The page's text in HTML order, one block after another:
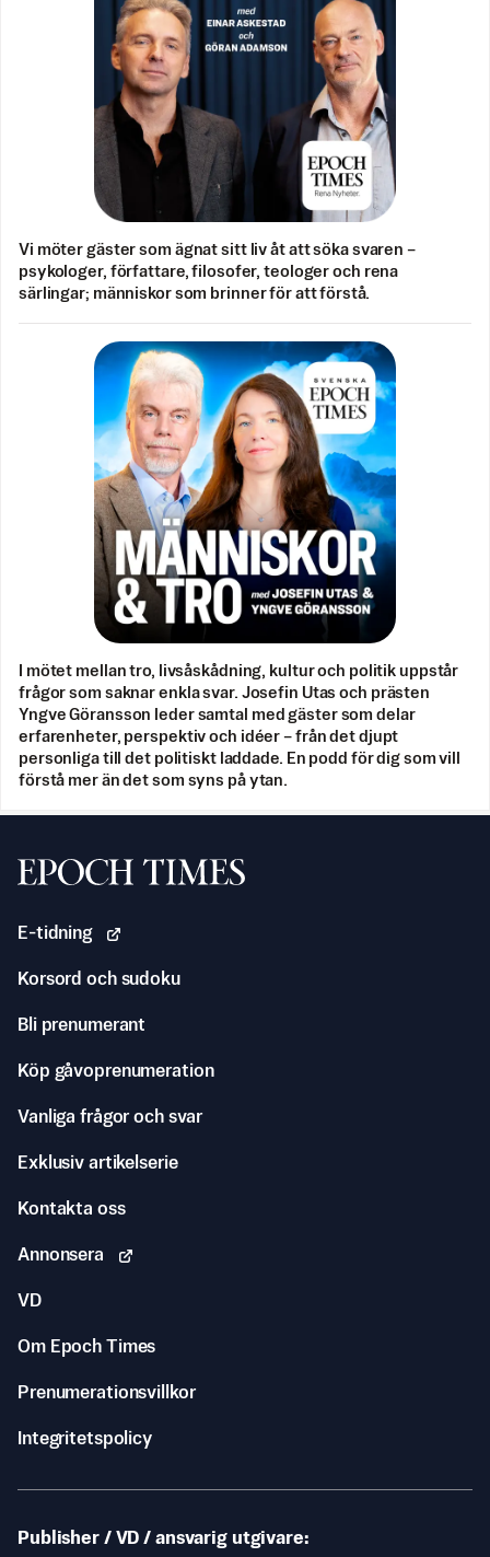
Vi möter gäster som ägnat sitt liv åt att söka svaren –
psykologer, författare, filosofer, teologer och rena
särlingar; människor som brinner för att förstå.
I mötet mellan tro, livsåskådning, kultur och politik uppstår
frågor som saknar enkla svar. Josefin Utas och prästen
Yngve Göransson leder samtal med gäster som delar
erfarenheter, perspektiv och idéer – från det djupt
personliga till det politiskt laddade. En podd för dig som vill
förstå mer än det som syns på ytan.
Svenska Epoch Times
E-tidning
Korsord och sudoku
Bli prenumerant
Köp gåvoprenumeration
Vanliga frågor och svar
Exklusiv artikelserie
Kontakta oss
Annonsera
VD
Om Epoch Times
Prenumerationsvillkor
Integritetspolicy
Publisher / VD / ansvarig utgivare